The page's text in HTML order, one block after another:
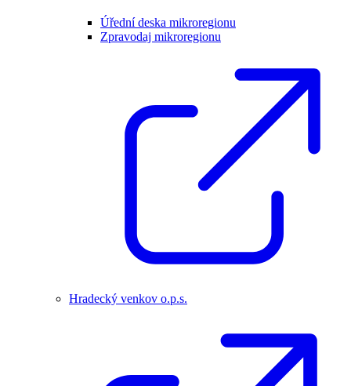
Úřední deska mikroregionu
Zpravodaj mikroregionu
Hradecký venkov o.p.s.